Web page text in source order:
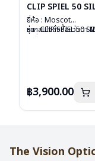
CLIP SPIEL 50
ยี่ห้อ : Moscot
รุ่น : CLIP SPIEL 50
การรับประกัน : 1 ปี
หากสนใจสั่งชื้อแว่นตา
฿3,900.00
The Vision